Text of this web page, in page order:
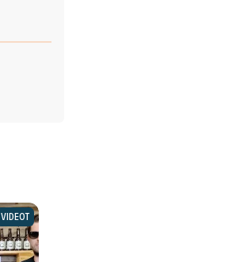
VIDEOT